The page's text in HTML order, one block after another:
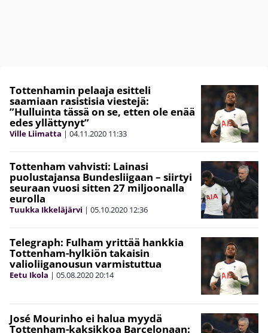
Tottenhamin pelaaja esitteli
saamiaan rasistisia viestejä:
”Hulluinta tässä on se, etten ole enää
edes yllättynyt”
Ville Liimatta | 04.11.2020 11:33
Tottenham vahvisti: Lainasi
puolustajansa Bundesliigaan – siirtyi
seuraan vuosi sitten 27 miljoonalla
eurolla
Tuukka Ikkeläjärvi | 05.10.2020 12:36
Telegraph: Fulham yrittää hankkia
Tottenham-hylkiön takaisin
valioliiganousun varmistuttua
Eetu Ikola | 05.08.202020:14
José Mourinho ei halua myydä
Tottenham-kaksikkoa Barcelonaan: